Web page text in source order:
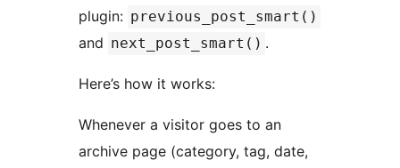
plugin: previous_post_smart()
and next_post_smart() .
Here’s how it works:
Whenever a visitor goes to an
archive page (category, tag, date,